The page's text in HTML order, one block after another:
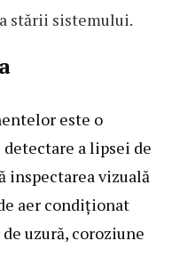
stării sistemului.
este o
a lipsei de
inspectarea vizuală
aer condiționat
uzură, coroziune